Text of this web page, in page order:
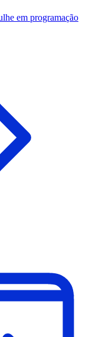
em programação